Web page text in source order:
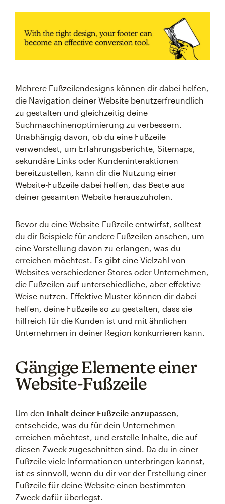
Mehrere Fußzeilendesigns können dir dabei helfen,
die Navigation deiner Website benutzerfreundlich
zu gestalten und gleichzeitig deine
Suchmaschinenoptimierung zu verbessern.
Unabhängig davon, ob du eine Fußzeile
verwendest, um Erfahrungsberichte, Sitemaps,
sekundäre Links oder Kundeninteraktionen
bereitzustellen, kann dir die Nutzung einer
Website-Fußzeile dabei helfen, das Beste aus
deiner gesamten Website herauszuholen.
Bevor du eine Website-Fußzeile entwirfst, solltest
du dir Beispiele für andere Fußzeilen ansehen, um
eine Vorstellung davon zu erlangen, was du
erreichen möchtest. Es gibt eine Vielzahl von
Websites verschiedener Stores oder Unternehmen,
die Fußzeilen auf unterschiedliche, aber effektive
Weise nutzen. Effektive Muster können dir dabei
helfen, deine Fußzeile so zu gestalten, dass sie
hilfreich für die Kunden ist und mit ähnlichen
Unternehmen in deiner Region konkurrieren kann.
Gängige Elemente einer
Website-Fußzeile
Um den Inhalt deiner Fußzeile anzupassen
entscheide, was du für dein Unternehmen
erreichen möchtest, und erstelle Inhalte, die auf
diesen Zweck zugeschnitten sind. Da du in einer
Fußzeile viele Informationen unterbringen kannst,
ist es sinnvoll, wenn du dir vor der Erstellung einer
Fußzeile für deine Website einen bestimmten
Zweck dafür überlegst.